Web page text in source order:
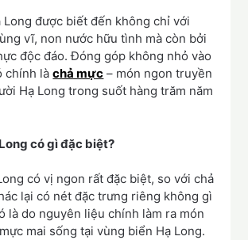
Long được biết đến không chỉ với
vĩ, non nước hữu tình mà còn bởi
độc đáo. Đóng góp không nhỏ vào
chính làchả mực – món ngon truyền
Hạ Long trong suốt hàng trăm năm
có gì đặc biệt?
có vị ngon rất đặc biệt, so với chả
lại có nét đặc trưng riêng không gì
là do nguyên liệu chính làm ra món
mai sống tại vùng biển Hạ Long.